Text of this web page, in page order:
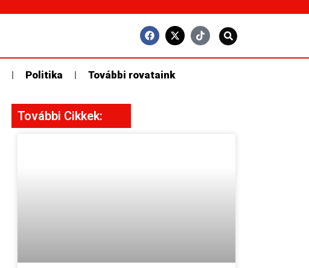
Politika További rovataink
További Cikkek: